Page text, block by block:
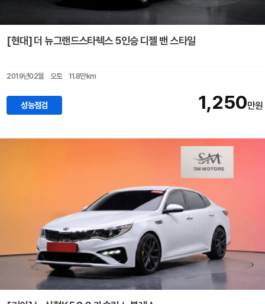
[현대] 더 뉴그랜드스타렉스 5인승 디젤 밴 스타일
2019년02월 오토 11.8만km
성능점검 1,250만원